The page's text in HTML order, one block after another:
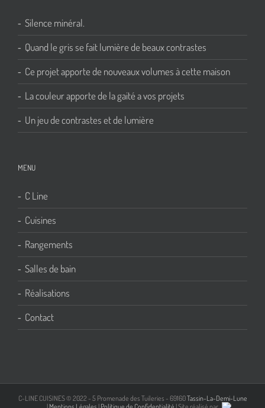
Silence minéral.
Quand le gris se fait lumière de beaux contrastes
Ce projet apporte de nouveaux volumes à cette maison
La couleur apporte de la gaité a vos projets
Un jeu de contrastes et de lumière
MENU
C Line
Cuisines
Rangements
Salles de bain
Réalisations
Contact
C-LINE CUISINES © 2022 - 5 Promenade des Tuileries - 69160Tassin-La-Demi-Lune